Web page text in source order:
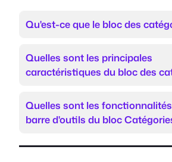
Qu'est-ce que le bloc des
Quelles sont les principales
caractéristiques du bloc des
Quelles sont les
barre d'outils du bloc